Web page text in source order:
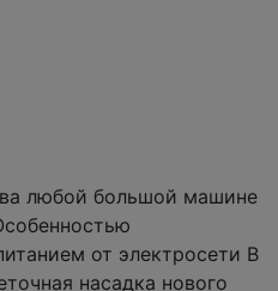
любой большой машине
от электросети B
насадка нового